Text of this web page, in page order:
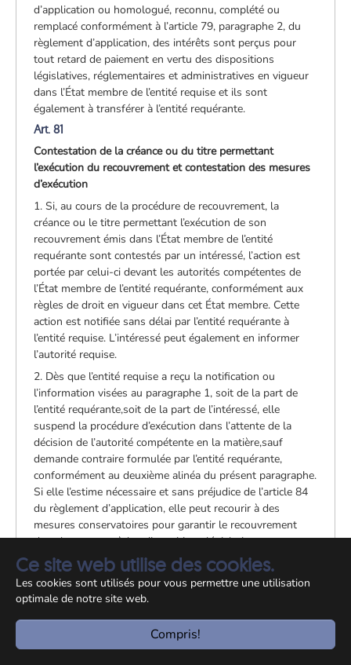
Ce site web utilise des cookies.
Les cookies sont utilisés pour vous permettre une utilisation
optimale de notre site web.
Compris!
d’application ou homologué, reconnu, complété ou
remplacé conformément à l’article 79, paragraphe 2, du
règlement d’application, des intérêts sont perçus pour
tout retard de paiement en vertu des dispositions
législatives, réglementaires et administratives en vigueur
dans l’État membre de l’entité requise et ils sont
également à transférer à l’entité requérante.
Art. 81
Contestation de la créance ou du titre permettant
l’exécution du recouvrement et contestation des mesures
d’exécution
1. Si, au cours de la procédure de recouvrement, la
créance ou le titre permettant l’exécution de son
recouvrement émis dans l’État membre de l’entité
requérante sont contestés par un intéressé, l’action est
portée par celui-ci devant les autorités compétentes de
l’État membre de l’entité requérante, conformément aux
règles de droit en vigueur dans cet État membre. Cette
action est notifiée sans délai par l’entité requérante à
l’entité requise. L’intéressé peut également en informer
l’autorité requise.
2. Dès que l’entité requise a reçu la notification ou
l’information visées au paragraphe 1, soit de la part de
l’entité requérante,soit de la part de l’intéressé, elle
suspend la procédure d’exécution dans l’attente de la
décision de l’autorité compétente en la matière,sauf
demande contraire formulée par l’entité requérante,
conformément au deuxième alinéa du présent paragraphe.
Si elle l’estime nécessaire et sans préjudice de l’article 84
du règlement d’application, elle peut recourir à des
mesures conservatoires pour garantir le recouvrement
dans la mesure où les dispositions législatives ou
réglementaires en vigueur dans son État membre le
permettent pour des créances similaires.
Nonobstant le premier alinéa, l’entité requérante peut,
réglementaires et administratives en vigueur dans son
État membre, demander à l’entité requise de recouvrer une